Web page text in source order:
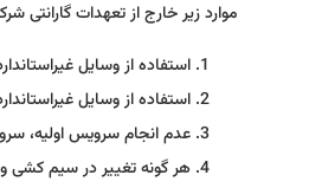
موارد زیر خارج از تعهدات
استفاده از وسایل
استفاده از وسایل
عدم انجام سرویس اولیه،
هر گونه تغییر در سیم کشی و